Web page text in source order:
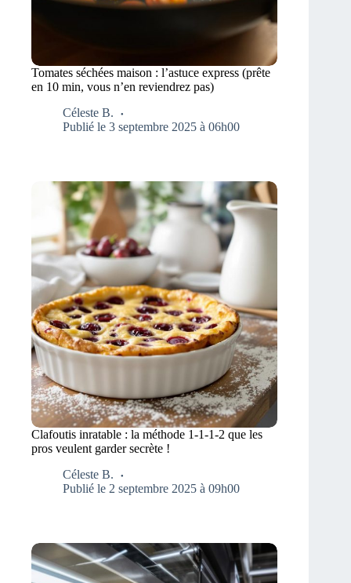
Tomates séchées maison : l’astuce express (prête
en 10 min, vous n’en reviendrez pas)
Céleste B.
Publié le 3 septembre 2025 à 06h00
Clafoutis inratable : la méthode 1-1-1-2 que les
pros veulent garder secrète !
Céleste B.
Publié le 2 septembre 2025 à 09h00